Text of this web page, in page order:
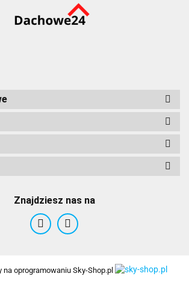
Znajdziesz nas na
na oprogramowaniu Sky-Shop.pl